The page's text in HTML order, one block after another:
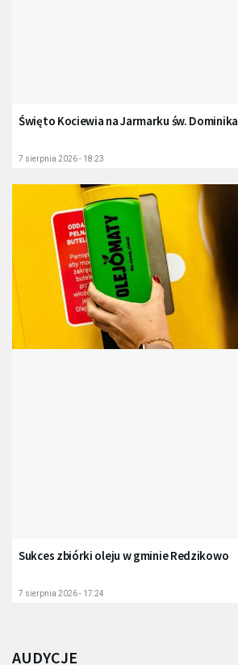
Święto Kociewia na Jarmarku św. Dominika
7 sierpnia 2026 - 18:23
Sukces zbiórki oleju w gminie Redzikowo
7 sierpnia 2026 - 17:24
AUDYCJE